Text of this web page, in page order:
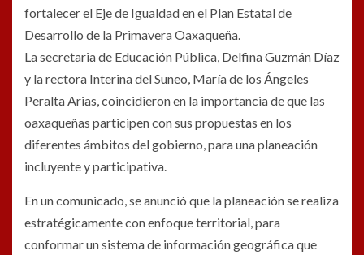
fortalecer el Eje de Igualdad en el Plan Estatal de
Desarrollo de la Primavera Oaxaqueña.
La secretaria de Educación Pública, Delfina Guzmán Díaz
y la rectora Interina del Suneo, María de los Ángeles
Peralta Arias, coincidieron en la importancia de que las
oaxaqueñas participen con sus propuestas en los
diferentes ámbitos del gobierno, para una planeación
incluyente y participativa.
En un comunicado, se anunció que la planeación se realiza
estratégicamente con enfoque territorial, para
conformar un sistema de información geográfica que